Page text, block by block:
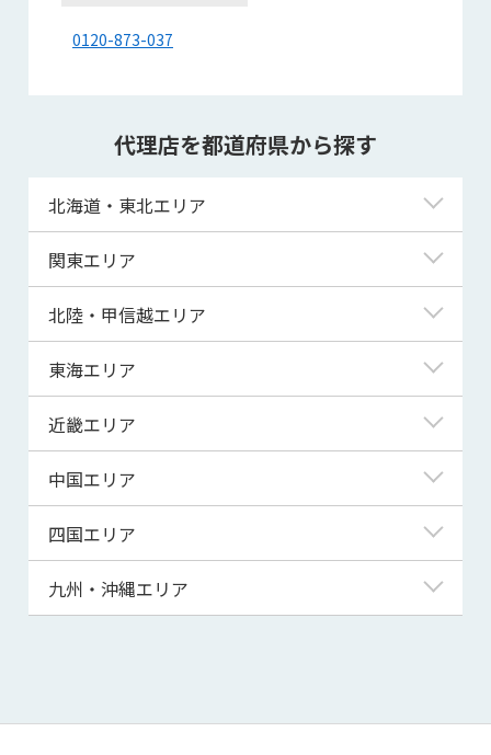
0120-873-037
代理店を都道府県から探す
北海道・東北エリア
北海道
青森県
宮城県
秋田県
山形県
関東エリア
東京都
神奈川県
埼玉県
千葉県
茨城県
群馬県
北陸・甲信越エリア
新潟県
富山県
福井県
山梨県
長野県
東海エリア
岐阜県
静岡県
三重県
近畿エリア
滋賀県
京都府
大阪府
兵庫県
和歌山県
中国エリア
鳥取県
島根県
山口県
四国エリア
徳島県
高知県
九州・沖縄エリア